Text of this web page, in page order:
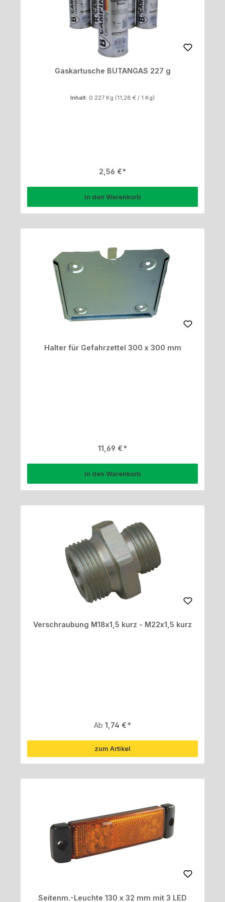
Gaskartusche BUTANGAS 227 g
Inhalt: 0.227 Kg (11,28 € / 1 Kg)
Regulärer Preis:
2,56 €
In den Warenkorb
Halter für Gefahrzettel 300 x 300 mm
Regulärer Preis:
11,69 €
In den Warenkorb
Verschraubung M18x1,5 kurz - M22x1,5 kurz
Regulärer Preis:
Ab1,74 €
zum Artikel
Seitenm.-Leuchte 130 x 32 mm mit 3 LED